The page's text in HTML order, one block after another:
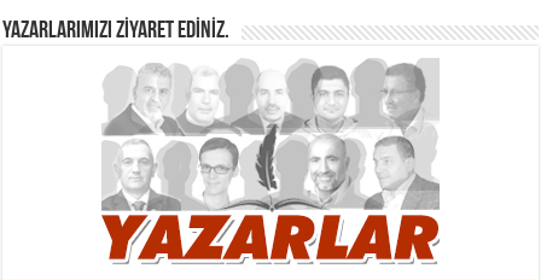
YAZARLARIMIZI ZIYARET EDINIZ.